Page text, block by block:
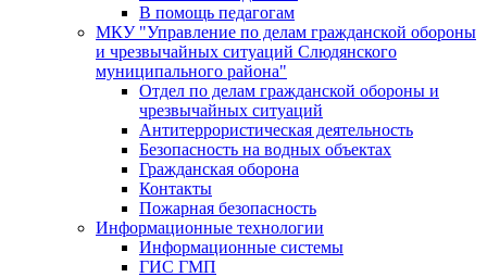
В помощь педагогам
МКУ "Управление по делам гражданской обороны
и чрезвычайных ситуаций Слюдянского
муниципального района"
Отдел по делам гражданской обороны и
чрезвычайных ситуаций
Антитеррористическая деятельность
Безопасность на водных объектах
Гражданская оборона
Контакты
Пожарная безопасность
Информационные технологии
Информационные системы
ГИС ГМП